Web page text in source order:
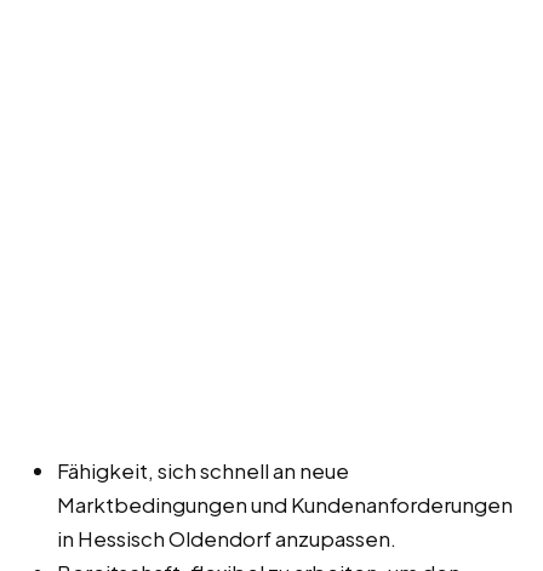
Fähigkeit, sich schnell an neue
Marktbedingungen und Kundenanforderungen
in Hessisch Oldendorf anzupassen.